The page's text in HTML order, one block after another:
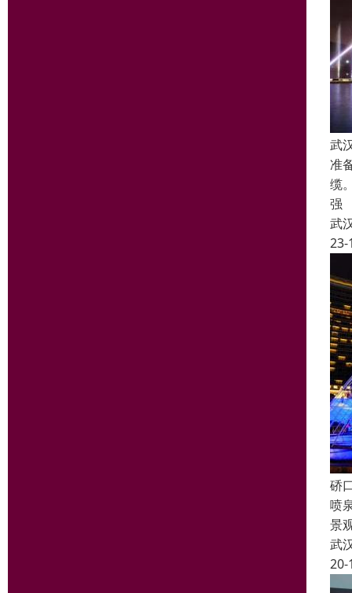
武
准
缆
强
武
23-
硚
喷
景
武
20-